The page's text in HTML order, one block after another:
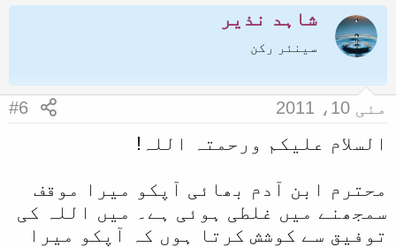
c
t
i
n
s
شاہد نذیر
سینئر رکن
مئی 10، 2011 #6
السلام علیکم ورحمتہ اللہ!
محترم ابن آدم بھائی آپکو میرا موقف
سمجھنے میں غلطی ہوئی ہے۔ میں اللہ کی
توفیق سے کوشش کرتا ہوں کہ آپکو میرا